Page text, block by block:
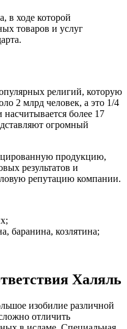
в ходе которой
товаров и услуг
религий, которую
2 млрд человек, а это 1/4
более 17
огромный
продукцию,
результатов и
репутацию компании.
баранина, козлятина;
Халяль
изобилие различной
отличить